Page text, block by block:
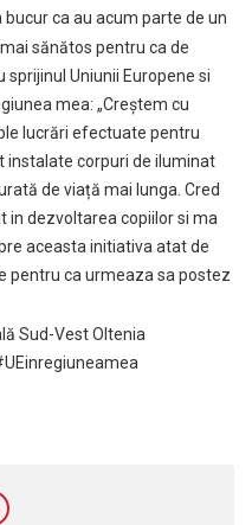
bucur ca au acum parte de un
sănătos pentru ca de
Uniunii Europene si
mea: „Creștem cu
lucrări efectuate pentru
instalate corpuri de iluminat
de viață mai lunga. Cred
in dezvoltarea copiilor si ma
aceasta initiativa atat de
pentru ca urmeaza sa postez
Sud-Vest Oltenia